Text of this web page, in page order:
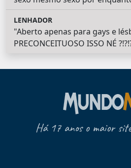
LENHADOR
"Aberto apenas para gays e
PRECONCEITUOSO ISSO NÉ
Há 17 anos o maior